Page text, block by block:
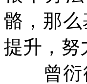
骼，那
提升，努
曾衍德